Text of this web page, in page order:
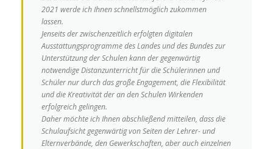
2021 werde ich Ihnen schnellstmöglich zukommen
lassen.
Jenseits der zwischenzeitlich erfolgten digitalen
Ausstattungsprogramme des Landes und des Bundes zur
Unterstützung der Schulen kann der gegenwärtig
notwendige Distanzunterricht für die Schülerinnen und
Schülernur durch das große Engagement, die Flexibilität
und die Kreativität der an den Schulen Wirkenden
erfolgreich gelingen.
Daher möchte ich Ihnen abschließend mitteilen, dass die
Schulaufsicht gegenwärtig von Seiten der Lehrer- und
Elternverbände, den Gewerkschaften, aber auch einzelnen